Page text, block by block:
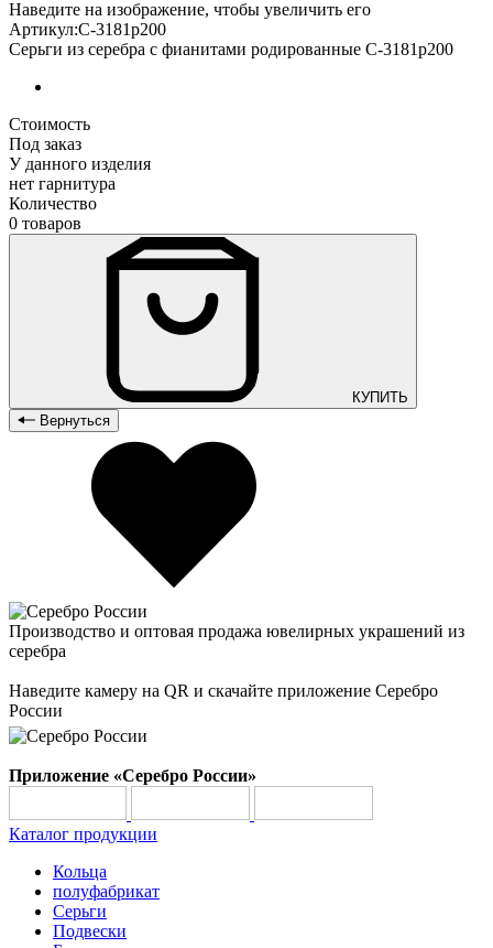
Наведите на изображение, чтобы увеличить его
Артикул:С-3181р200
Серьги из серебра с фианитами родированные С-3181р200
Стоимость
Под заказ
У данного изделия
нет гарнитура
Количество
0 товаров
КУПИТЬ
Вернуться
Производство и оптовая продажа ювелирных украшений из
серебра
Наведите камеру на QR и скачайте приложение Серебро
России
Приложение «Серебро России»
Каталог продукции
Кольца
полуфабрикат
Серьги
Подвески